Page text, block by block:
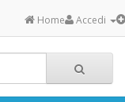
Home Accedi